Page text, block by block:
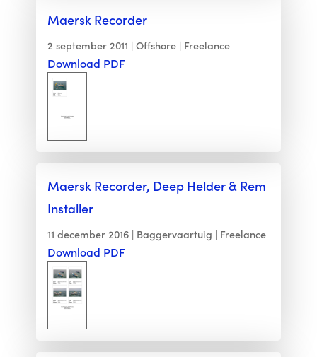
Maersk Recorder
2 september 2011 Offshore Freelance
Download PDF
Maersk Recorder, Deep Helder & Rem
Installer
11 december 2016 Baggervaartuig Freelance
Download PDF